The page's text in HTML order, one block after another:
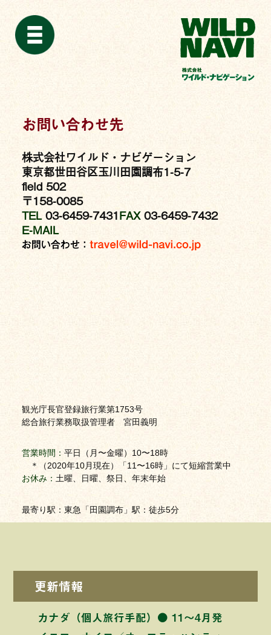
お問い合わせ先
株式会社ワイルド・ナビゲーション
東京都世田谷区玉川田園調布1-5-7
field 502
〒158-0085
TEL03-6459-7431FAX03-6459-7432
E-MAIL
観光庁長官登録旅行業第1753号
総合旅行業務取扱管理者 宮田義明
営業時間： 平日（月〜金曜）10〜18時
＊（2020年10月現在）「11〜16時」にて短縮営業中
お休み： 土曜、日曜、祭日、年末年始
最寄り駅：東急「田園調布」駅：徒歩5分
更新情報
カナダ（個人旅行手配）● 11〜4月発